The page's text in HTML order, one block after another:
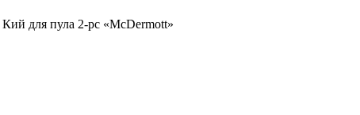
Кий для пула 2-pc «McDermott»